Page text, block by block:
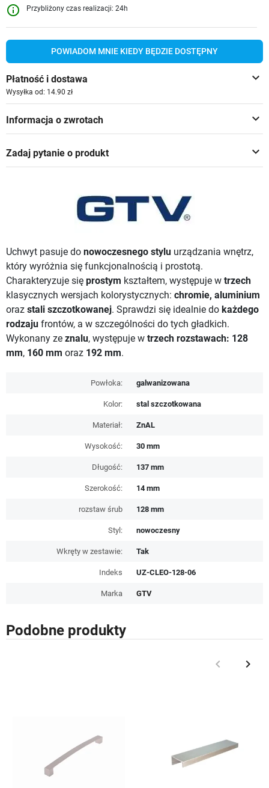
info_outline Przybliżony czas realizacji: 24h
POWIADOM MNIE KIEDY BĘDZIE DOSTĘPNY
keyboard_arrow_down
Płatność i dostawa
Wysyłka od: 14.90 zł
keyboard_arrow_down
Informacja o zwrotach
keyboard_arrow_down
Zadaj pytanie o produkt
Uchwyt pasuje do nowoczesnego stylu urządzania wnętrz,
który wyróżnia się funkcjonalnością i prostotą.
Charakteryzuje się prostym kształtem, występuje w trzech
klasycznych wersjach kolorystycznych: chromie, aluminium
oraz stali szczotkowanej. Sprawdzi się idealnie do każdego
rodzaju frontów, a w szczególności do tych gładkich.
Wykonany ze znalu, występuje w trzech rozstawach: 128
mm, 160 mm oraz 192 mm.
Powłoka: galwanizowana
Kolor: stal szczotkowana
Materiał: ZnAL
Wysokość: 30 mm
Długość: 137 mm
Szerokość: 14 mm
rozstaw śrub 128 mm
Styl: nowoczesny
Wkręty w zestawie: Tak
Indeks UZ-CLEO-128-06
Marka GTV
Podobne produkty
Poprzedni
keyboard_arrow_left keyboard_arrow_right